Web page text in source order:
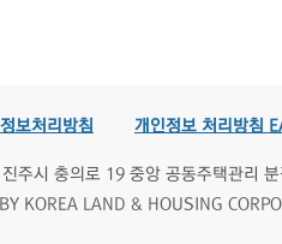
보처리방침 개인정보 처리방침
주시 충의로 19 중앙 공동주택관리 분
KOREA LAND & HOUSING